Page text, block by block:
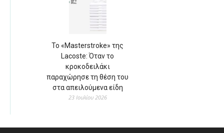
Το «Masterstroke» της
Lacoste: Όταν το
κροκοδειλάκι
παραχώρησε τη θέση του
στα απειλούμενα είδη
23 Ιουλίου 2026